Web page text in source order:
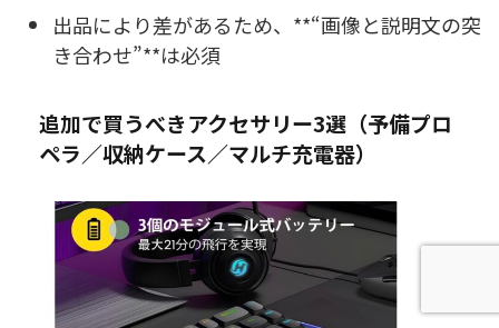
出品により差があるため、**“画像と説明文の突
き合わせ”**は必須
追加で買うべきアクセサリー3選（予備プロ
ペラ／収納ケース／マルチ充電器）